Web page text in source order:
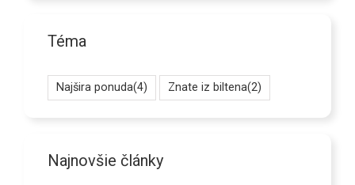
Téma
Najšira ponuda(4) Znate iz biltena(2)
Najnovšie články